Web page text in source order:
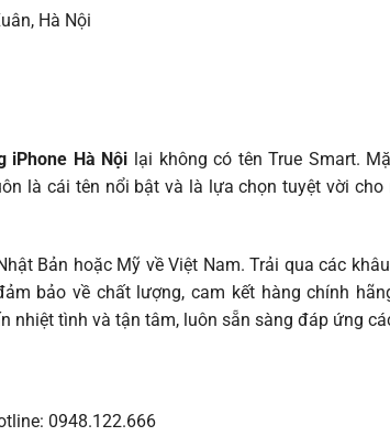
Hà Nội
iPhone Hà Nội lại không có tên True Smart.
là cái tên nổi bật và là lựa chọn tuyệt vời
Bản hoặc Mỹ về Việt Nam. Trải qua các
bảo về chất lượng, cam kết hàng chính
nhiệt tình và tận tâm, luôn sẵn sàng đáp ứng
0948.122.666